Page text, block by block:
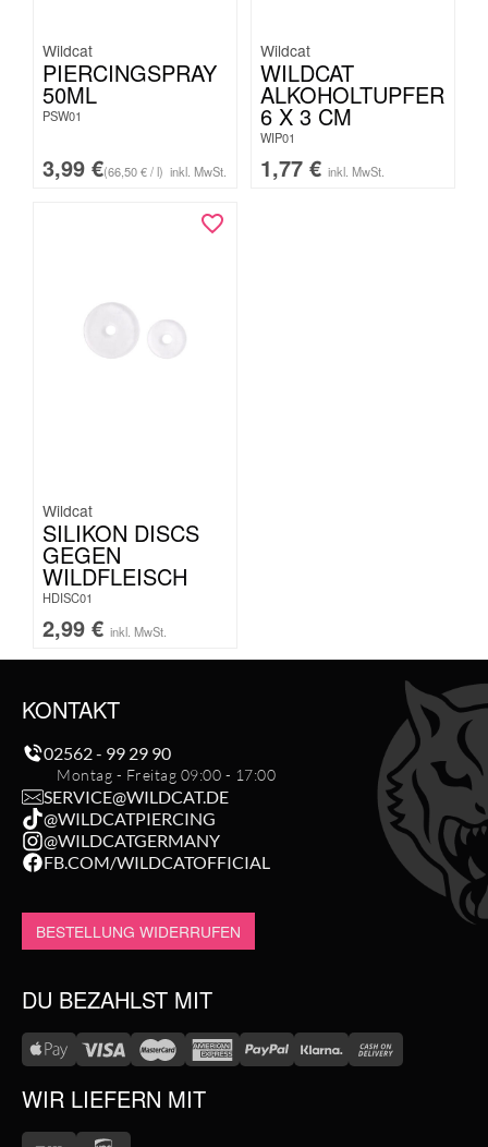
Wildcat
PIERCINGSPRAY
50ML
PSW01
3,99 €(66,50 € / l) inkl. MwSt.
Wildcat
WILDCAT
ALKOHOLTUPFER
6 X 3 CM
WIP01
1,77 € inkl. MwSt.
Wildcat
SILIKON DISCS
GEGEN
WILDFLEISCH
HDISC01
2,99 € inkl. MwSt.
KONTAKT
02562 - 99 29 90
Montag - Freitag 09:00 - 17:00
SERVICE@WILDCAT.DE
@WILDCATPIERCING
@WILDCATGERMANY
FB.COM/WILDCATOFFICIAL
BESTELLUNG WIDERRUFEN
DU BEZAHLST MIT
WIR LIEFERN MIT